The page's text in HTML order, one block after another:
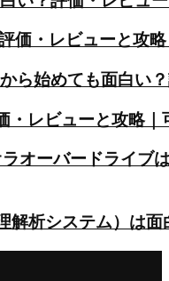
価・レビューと攻
ら始めても面白
レビューと攻略
オーバードライブ
解析システム）は